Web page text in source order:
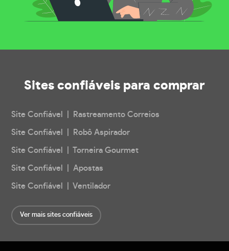
Sites confiáveis para comprar
Site Confiável | Rastreamento Correios
Site Confiável | Robô Aspirador
Site Confiável | Torneira Gourmet
Site Confiável | Apostas
Site Confiável | Ventilador
Ver mais sites confiáveis